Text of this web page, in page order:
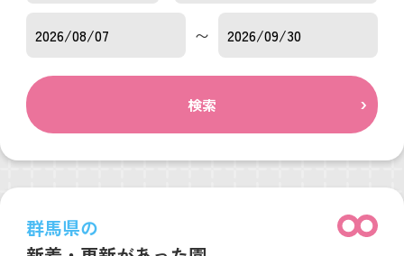
〜
検索
群馬県の